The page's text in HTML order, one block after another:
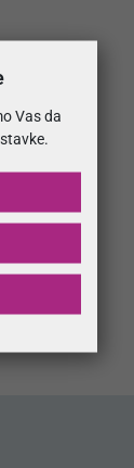
Vas da